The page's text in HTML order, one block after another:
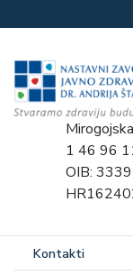
1 46 96
OIB:
Kontakti